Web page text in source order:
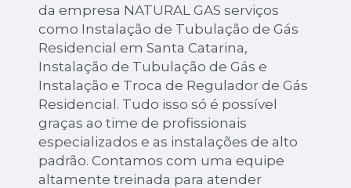
da empresa NATURAL GAS serviços
como Instalação de Tubulação de Gás
Residencial em Santa Catarina,
Instalação de Tubulação de Gás e
Instalação e Troca de Regulador de Gás
Residencial. Tudo isso só é possível
graças ao time de profissionais
especializados e as instalações de alto
padrão. Contamos com uma equipe
altamente treinada para atender